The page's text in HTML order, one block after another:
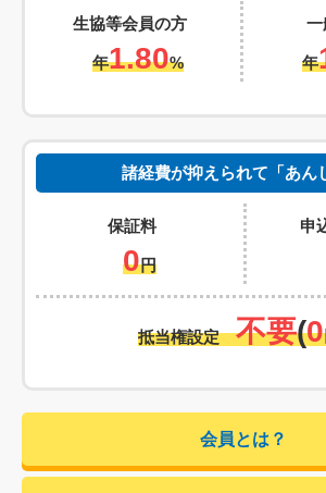
生協等会員の方
年1.80%
一
年
諸経費が抑えられて「あん
保証料
0円
申
抵当権設定 不要(0
会員とは？